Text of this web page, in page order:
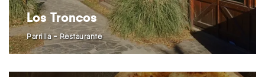
Los Troncos
Parrilla - Restaurante